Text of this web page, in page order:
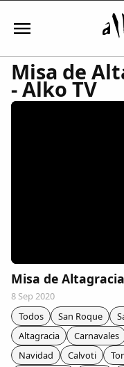
Iniciar sesión
Comunidad
Colaboradores
AlkoTV
Misa de
- Alko TV
Misa de
8 Sep 2020
Todos
San Roque
Altagracia
Carnavales
Navidad
Calvoti